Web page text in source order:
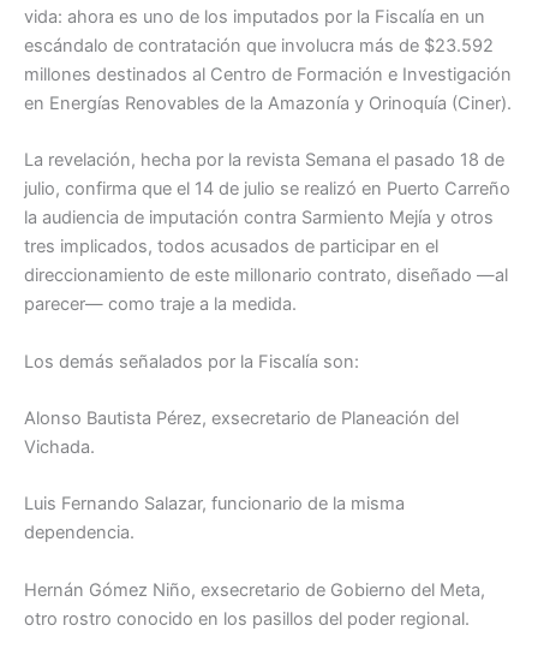
vida: ahora es uno de los imputados por la Fiscalía en un
escándalo de contratación que involucra más de $23.592
millones destinados al Centro de Formación e Investigación
en Energías Renovables de la Amazonía y Orinoquía (Ciner).
La revelación, hecha por la revista Semana el pasado 18 de
julio, confirma que el 14 de julio se realizó en Puerto Carreño
la audiencia de imputación contra Sarmiento Mejía y otros
tres implicados, todos acusados de participar en el
direccionamiento de este millonario contrato, diseñado —al
parecer— como traje a la medida.
Los demás señalados por la Fiscalía son:
Alonso Bautista Pérez, exsecretario de Planeación del
Vichada.
Luis Fernando Salazar, funcionario de la misma
dependencia.
Hernán Gómez Niño, exsecretario de Gobierno del Meta,
otro rostro conocido en los pasillos del poder regional.